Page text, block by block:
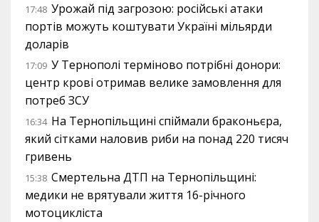
17:48 Урожай під загрозою: російські атаки
портів можуть коштувати Україні мільярди
доларів
17:09 У Тернополі терміново потрібні донори:
центр крові отримав велике замовлення для
потреб ЗСУ
16:34 На Тернопільщині спіймали браконьєра,
який сітками наловив риби на понад 220 тисяч
гривень
15:38 Смертельна ДТП на Тернопільщині:
медики не врятували життя 16-річного
мотоцикліста